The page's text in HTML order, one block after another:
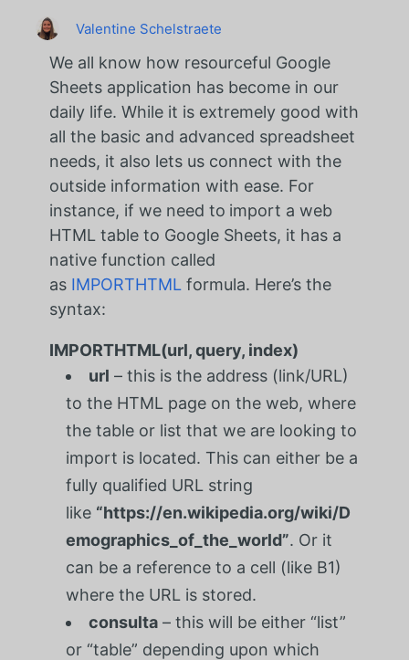
Valentine Schelstraete
We all know how resourceful Google
Sheets application has become in our
daily life. While it is extremely good with
all the basic and advanced spreadsheet
needs, it also lets us connect with the
outside information with ease. For
instance, if we need to import a web
HTML table to Google Sheets, it has a
native function called
as IMPORTHTML formula. Here’s the
syntax:
IMPORTHTML(url, query, index)
url – this is the address (link/URL)
to the HTML page on the web, where
the table or list that we are looking to
import is located. This can either be a
fully qualified URL string
like “https://en.wikipedia.org/wiki/D
emographics_of_the_world”. Or it
can be a reference to a cell (like B1)
where the URL is stored.
consulta– this will be either “list”
or “table” depending upon which